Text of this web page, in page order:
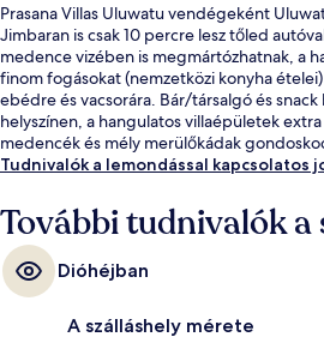
Prasana Villas Uluwatu vendégeként
Jimbaran is csak 10 percre lesz tőled
medence vizében is megmártózhatnak, a
finom fogásokat (nemzetközi konyha
ebédre és vacsorára. Bár/társalgó és
helyszínen, a hangulatos villaépületek
medencék és mély merülőkádak
Tudnivalók a lemondással kapcsolatos
További tudnivalók
Dióhéjban
A szálláshely mérete